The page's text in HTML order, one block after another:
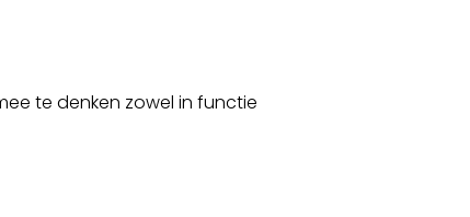
te denken zowel in functie